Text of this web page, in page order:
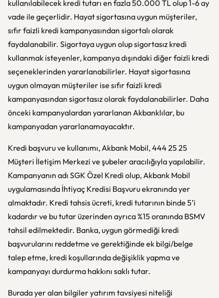
kullanılabilecek kredi tutarı en fazla 50.000 TL olup 1-6 ay
vade ile geçerlidir. Hayat sigortasına uygun müşteriler,
sıfır faizli kredi kampanyasından sigortalı olarak
faydalanabilir. Sigortaya uygun olup sigortasız kredi
kullanmak isteyenler, kampanya dışındaki diğer faizli kredi
seçeneklerinden yararlanabilirler. Hayat sigortasına
uygun olmayan müşteriler ise sıfır faizli kredi
kampanyasından sigortasız olarak faydalanabilirler. Daha
önceki kampanyalardan yararlanan Akbanklılar, bu
kampanyadan yararlanamayacaktır.
Kredi başvuru ve kullanımı, Akbank Mobil, 444 25 25
Müşteri İletişim Merkezi ve şubeler aracılığıyla yapılabilir.
Kampanyanın adı SGK Özel Kredi olup, Akbank Mobil
uygulamasında İhtiyaç Kredisi Başvuru ekranında yer
almaktadır. Kredi tahsis ücreti, kredi tutarının binde 5’i
kadardır ve bu tutar üzerinden ayrıca %15 oranında BSMV
tahsil edilmektedir. Banka, uygun görmediği kredi
başvurularını reddetme ve gerektiğinde ek bilgi/belge
talep etme, kredi koşullarında değişiklik yapma ve
kampanyayı durdurma hakkını saklı tutar.
Burada yer alan bilgiler yatırım tavsiyesi niteliği